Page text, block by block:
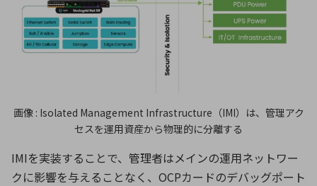
画像 : Isolated Management Infrastructure（IMI）は、管理アク
セスを運用資産から物理的に分離する
IMIを実装することで、管理者はメインの運用ネットワー
クに影響を与えることなく、OCPカードのデバッグポート